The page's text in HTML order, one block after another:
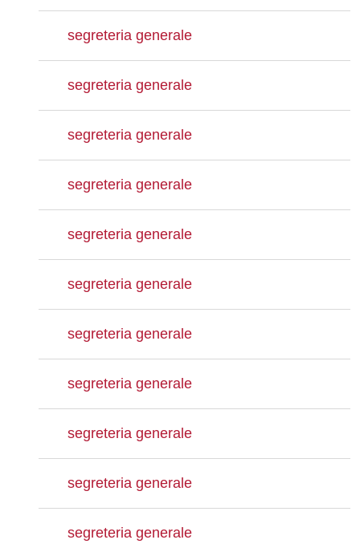
segreteria generale
segreteria generale
segreteria generale
segreteria generale
segreteria generale
segreteria generale
segreteria generale
segreteria generale
segreteria generale
segreteria generale
segreteria generale